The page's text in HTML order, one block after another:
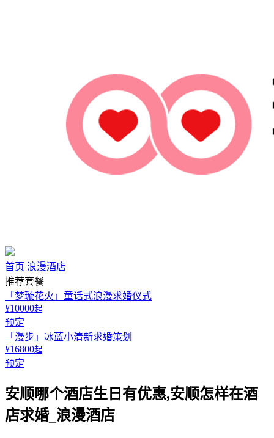
首页 浪漫酒店
推荐套餐
「梦璇花火」童话式浪漫求婚仪式
¥10000起
预定
「漫步」冰蓝小清新求婚策划
¥16800起
预定
安顺哪个酒店生日有优惠,安顺怎样在酒
店求婚_浪漫酒店